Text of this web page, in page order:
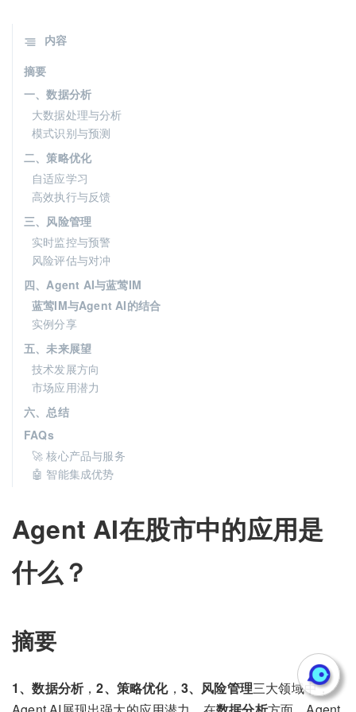
Agent AI在股市中的应用是
什么？
摘要
1、数据分析，2、策略优化， 3、风险管理三大领域中，
内容
摘要
一、数据分析
大数据处理与分析
模式识别与预测
二、策略优化
自适应学习
高效执行与反馈
三、风险管理
实时监控与预警
风险评估与对冲
四、Agent AI与蓝莺IM
蓝莺IM与Agent AI的结合
实例分享
五、未来展望
技术发展方向
市场应用潜力
六、总结
FAQs
🚀 核心产品与服务
🤖 智能集成优势